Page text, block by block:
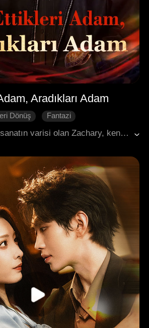
Aradıkları Adam
Dönüş
Fantazi
Mucizevi bir tıbbi sanatın varisi olan Zachary, kendi engelini tedavi etme umuduyla Warren varisiyle evlenmek için dağdan indi. Ancak nişanlısı sözleşmeyi herkesin önünde yırttı ve onu reddetti. Ustasının isteği üzerine nişanlısının kuzeni Claire ile evlendi. Dünya, evlenmek için inen gizemli ve güçlü figürü ararken, alay ettikleri zavallı Zachary’nin tam da aradıkları kişi olduğunu asla hayal edemedi.